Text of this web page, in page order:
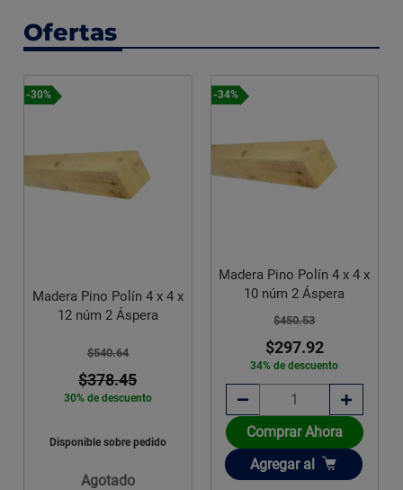
Ofertas
-30%
Madera Pino Polín 4 x 4 x
12 núm 2 Áspera
$540.64
$378.45
30% de descuento
Disponible sobre pedido
Agotado
-34%
Madera Pino Polín 4 x 4 x
10 núm 2 Áspera
$450.53
$297.92
34% de descuento
Comprar Ahora
Añadir
Agregar al